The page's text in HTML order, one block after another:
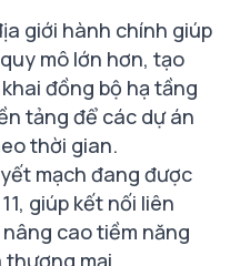
giới hành chính giúp
mô lớn hơn, tạo
đồng bộ hạ tầng
tảng để các dự án
thời gian.
mạch đang được
giúp kết nối liên
cao tiềm năng